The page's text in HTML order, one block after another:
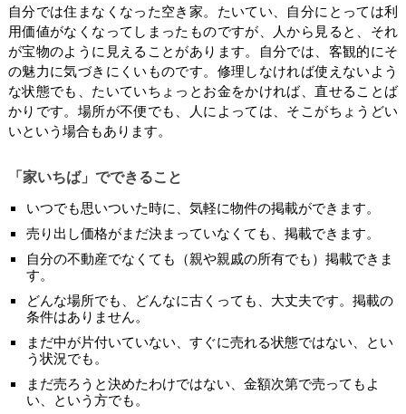
自分では住まなくなった空き家。たいてい、自分にとっては利
用価値がなくなってしまったものですが、人から見ると、それ
が宝物のように見えることがあります。自分では、客観的にそ
の魅力に気づきにくいものです。修理しなければ使えないよう
な状態でも、たいていちょっとお金をかければ、直せることば
かりです。場所が不便でも、人によっては、そこがちょうどい
いという場合もあります。
「家いちば」でできること
いつでも思いついた時に、気軽に物件の掲載ができます。
売り出し価格がまだ決まっていなくても、掲載できます。
自分の不動産でなくても（親や親戚の所有でも）掲載できま
す。
どんな場所でも、どんなに古くっても、大丈夫です。掲載の
条件はありません。
まだ中が片付いていない、すぐに売れる状態ではない、とい
う状況でも。
まだ売ろうと決めたわけではない、金額次第で売ってもよ
い、という方でも。